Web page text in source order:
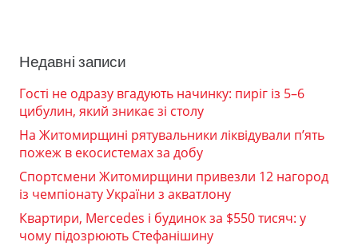
Недавні записи
Гості не одразу вгадують начинку: пиріг із 5–6
цибулин, який зникає зі столу
На Житомирщині рятувальники ліквідували п’ять
пожеж в екосистемах за добу
Спортсмени Житомирщини привезли 12 нагород
із чемпіонату України з акватлону
Квартири, Mercedes і будинок за $550 тисяч: у
чому підозрюють Стефанішину